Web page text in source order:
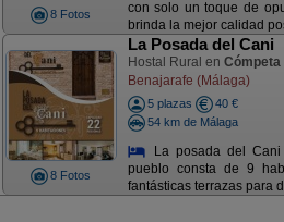
8 Fotos
con solo un toque de
brinda la mejor calidad
8 Fotos
La Posada del Cani
Hostal Rural en Cómpeta
Benajarafe (Málaga)
5 plazas
40 €
54 km de Málaga
La posada del
pueblo consta de 9
fantásticas terrazas para